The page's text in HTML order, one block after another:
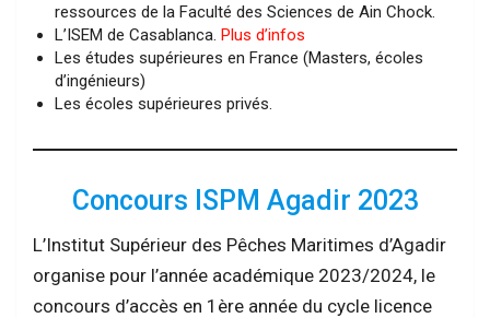
ressources de la Faculté des Sciences de Ain Chock.
L’ISEM de Casablanca. Plus d’infos
Les études supérieures en France (Masters, écoles
d’ingénieurs)
Les écoles supérieures privés.
Concours ISPM Agadir 2023
L’Institut Supérieur des Pêches Maritimes d’Agadir
organise pour l’année académique 2023/2024, le
concours d’accès en 1ère année du cycle licence